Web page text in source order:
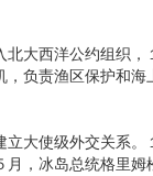
西洋公约组织，
负责渔区保护和海
使级外交关系。
，冰岛总统格里姆